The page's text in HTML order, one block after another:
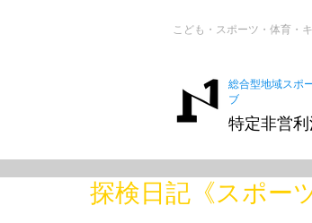
こども・スポーツ・体育・
総合型地域スポ
ブ
特定非営
探検日記《スポー